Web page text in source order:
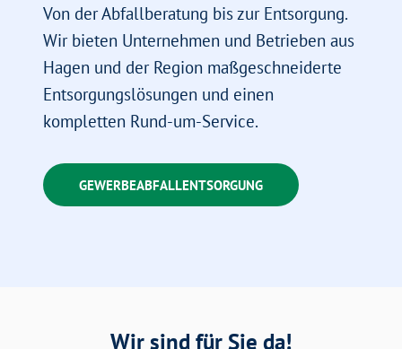
Von der Abfallberatung bis zur Entsorgung.
Wir bieten Unternehmen und Betrieben aus
Hagen und der Region maßgeschneiderte
Entsorgungslösungen und einen
kompletten Rund-um-Service.
GEWERBEABFALLENTSORGUNG
Wir sind für Sie da!